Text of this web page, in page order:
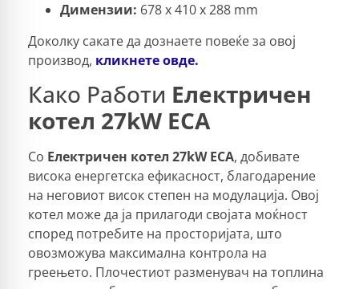
Димензии: 678 x 410 x 288 mm
Доколку сакате да дознаете повеќе за овој
производ, кликнете овде.
Како Работи Електричен
котел 27kW ECA
Со Електричен котел 27kW ECA, добивате
висока енергетска ефикасност, благодарение
на неговиот висок степен на модулација. Овој
котел може да ја прилагоди својата моќност
според потребите на просторијата, што
овозможува максимална контрола на
греењето. Плочестиот разменувач на топлина